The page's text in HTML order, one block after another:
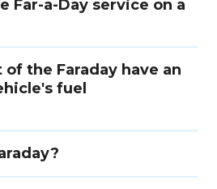
Far-a-Day service on a
the Faraday have an
fuel